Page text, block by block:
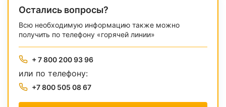
Остались вопросы?
Всю необходимую информацию также можно
получить по телефону «горячей линии»
+ 7 800 200 93 96
или по телефону:
+7 800 505 08 67